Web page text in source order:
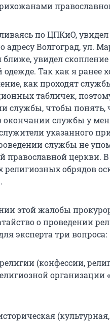
по ЦПКиО,
адресу Волгоград, ул.
увидел
одежде. Так как я
как проходят
табличек,
службы, чтобы понять,
окончании службы у
указанного
службы не
православной церкви.
религиозных обрядов
этой жалобы
о проведении
эксперта три вопроса:
(конфессии,